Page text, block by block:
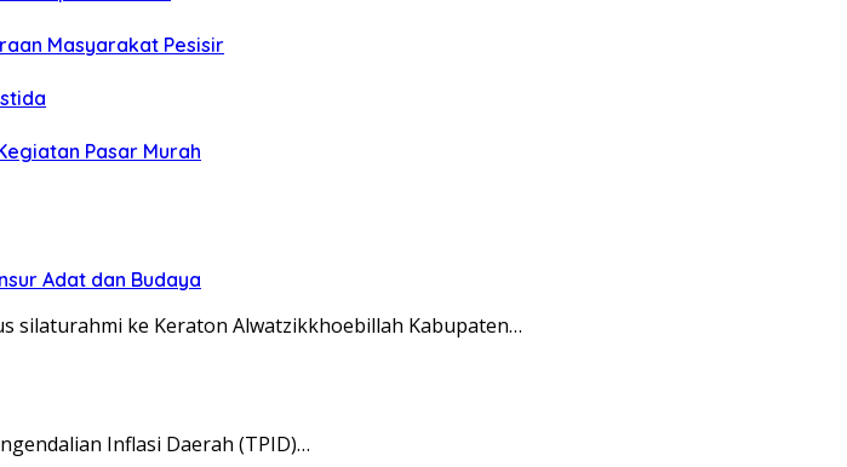
Masyarakat Pesisir
Pasar Murah
Adat dan Budaya
silaturahmi ke Keraton Alwatzikkhoebillah Kabupaten…
Inflasi Daerah (TPID)…